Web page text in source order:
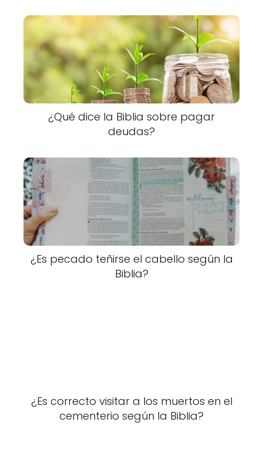
¿Qué dice la Biblia sobre pagar
deudas?
¿Es pecado teñirse el cabello según la
Biblia?
¿Es correcto visitar a los muertos en el
cementerio según la Biblia?